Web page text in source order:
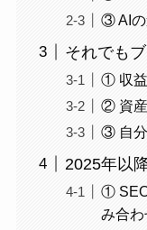
③ AIの
それでも
① 収益
② 資産
③ 自分
2025年以
①
み合わ